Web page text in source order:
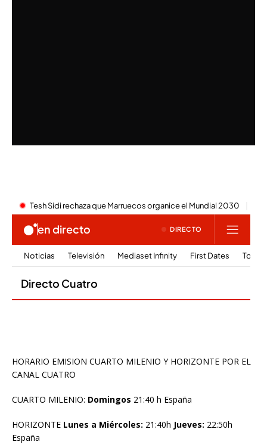
HORARIO EMISION CUARTO MILENIO Y HORIZONTE POR EL
CANAL CUATRO
CUARTO MILENIO: Domingos 21:40 h España
HORIZONTE Lunes a Miércoles: 21:40h Jueves: 22:50h
España